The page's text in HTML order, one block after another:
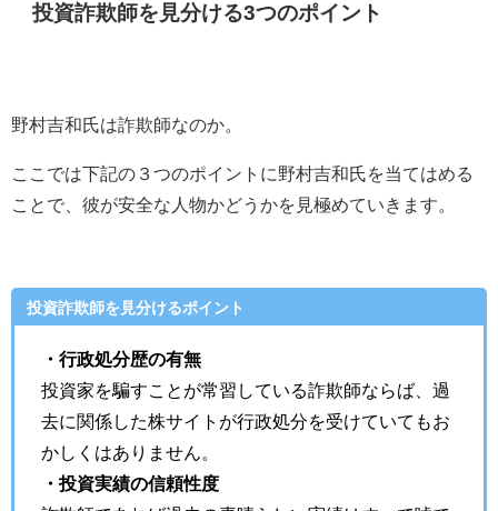
投資詐欺師を見分ける3つのポイント
野村吉和氏は詐欺師なのか。
ここでは下記の３つのポイントに野村吉和氏を当てはめる
ことで、彼が安全な人物かどうかを見極めていきます。
投資詐欺師を見分けるポイント
・行政処分歴の有無
投資家を騙すことが常習している詐欺師ならば、過
去に関係した株サイトが行政処分を受けていてもお
かしくはありません。
・投資実績の信頼性度